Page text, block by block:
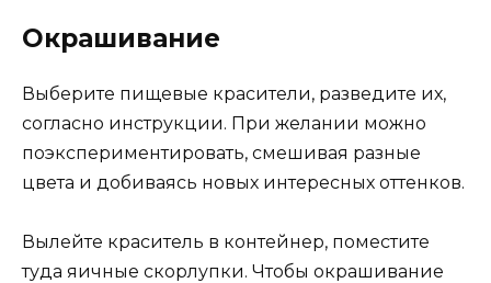
Окрашивание
Выберите пищевые красители, разведите их,
согласно инструкции. При желании можно
поэкспериментировать, смешивая разные
цвета и добиваясь новых интересных оттенков.
Вылейте краситель в контейнер, поместите
туда яичные скорлупки. Чтобы окрашивание